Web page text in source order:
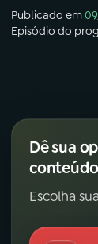
Publicado em
Episódio do
Dê sua
Escolha